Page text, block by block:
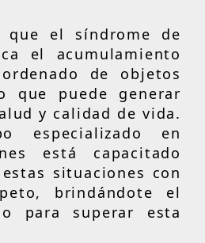
que el síndrome de
el acumulamiento
de objetos
que puede generar
y calidad de vida.
especializado en
está capacitado
situaciones con
brindándote el
para superar esta